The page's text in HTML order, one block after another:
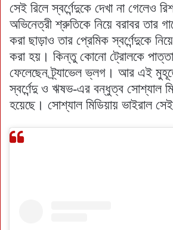
সেই রিলে স্বর্ণেন্দুকে দেখা না গেলেও
অভিনেত্রী শ্রুতিকে নিয়ে বরাবর তার
করা ছাড়াও তার প্রেমিক স্বর্ণেন্দুকে
করা হয়। কিন্তু কোনো ট্রোলকে পাত্তা
ফেলেছেন ট্র্যাভেল ভ্লগ। আর এই
স্বর্ণেন্দু ও ঋষভ-এর বন্ধুত্ব সোশ্যাল
হয়েছে। সোশ্যাল মিডিয়ায় ভাইরাল